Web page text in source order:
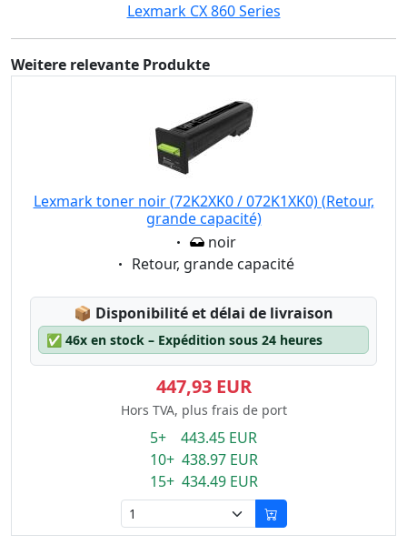
Lexmark CX 860 Series
Weitere relevante Produkte
Lexmark toner noir (72K2XK0 / 072K1XK0) (Retour,
grande capacité)
Eigenschaft:
noir
Eigenschaft:
Retour, grande capacité
📦 Lagerstatus:
Disponibilité et délai de livraison
✅ 46x en stock – Expédition sous 24 heures
447,93 EUR
Hors TVA, plus frais de port
5+ 443.45 EUR
10+ 438.97 EUR
15+ 434.49 EUR